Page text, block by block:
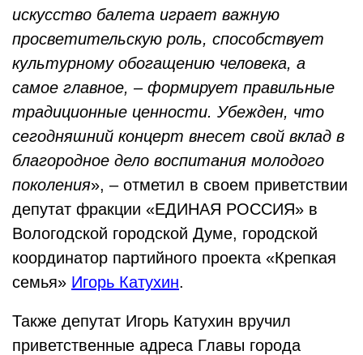
искусство балета играет важную
просветительскую роль, способствует
культурному обогащению человека, а
самое главное, – формирует правильные
традиционные ценности. Убежден, что
сегодняшний концерт внесет свой вклад в
благородное дело воспитания молодого
поколения», – отметил в своем приветствии
депутат фракции «ЕДИНАЯ РОССИЯ» в
Вологодской городской Думе, городской
координатор партийного проекта «Крепкая
семья» Игорь Катухин.
Также депутат Игорь Катухин вручил
приветственные адреса Главы города